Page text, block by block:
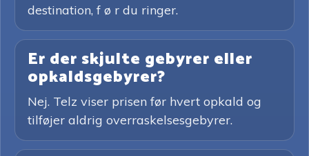
destination, f ø r du ringer.
Er der skjulte gebyrer eller
opkaldsgebyrer?
Nej. Telz viser prisen før hvert opkald og
tilføjer aldrig overraskelsesgebyrer.